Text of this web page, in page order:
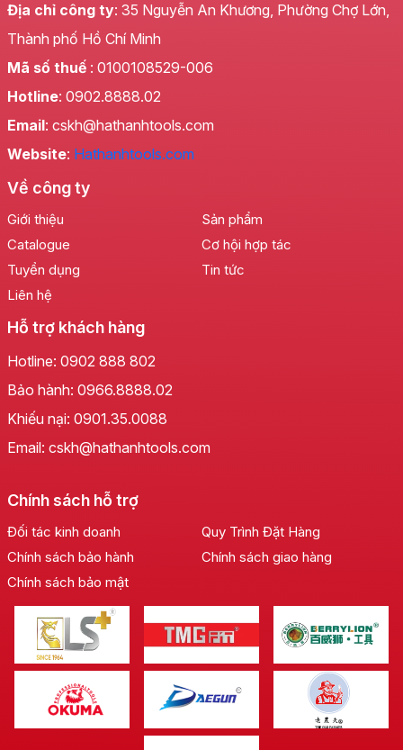
dựng, lắp đặt nội thất, hay đơn giản là những dự án
DIY tại nhà, mũi khoan này đều đáp ứng xuất sắc.
Khả năng khoan trên gỗ, kim loại, bê tông, gạch men,
và nhiều vật liệu cứng khác đã biến
không tắc kê LS+trở thành một trợ thủ đắc lực,
không thể thiếu trong bộ dụng cụ.
Địa chỉ công ty: 35 Nguyễn An Khương, Phường Chợ Lớn,
Thành phố Hồ Chí Minh
Mã số thuế : 0100108529-006
Hotline: 0902.8888.02
Email: cskh@hathanhtools.com
Website: Hathanhtools.com
Về công ty
Giới thiệu
Sản phẩm
Catalogue
Cơ hội hợp tác
Tuyển dụng
Tin tức
Liên hệ
Hỗ trợ khách hàng
Hotline: 0902 888 802
Bảo hành: 0966.8888.02
Khiếu nại: 0901.35.0088
Email: cskh@hathanhtools.com
Chính sách hỗ trợ
Đối tác kinh doanh
Quy Trình Đặt Hàng
Chính sách bảo hành
Chính sách giao hàng
Chính sách bảo mật